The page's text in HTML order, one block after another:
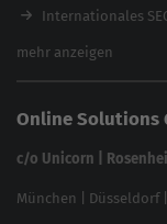
Brand Protection
Website SEO Check
feed2content.ai
Internationales
eCommerce SEO
In ChatGPT
Linkbuilding 2025
Local SEO
mehr anzeigen
Online Solutions
c/o Unicorn |
München Düsseldorf|